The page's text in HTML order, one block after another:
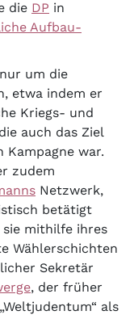
die DP in
Aufbau-
um die
etwa indem er
Kriegs- und
auch das Ziel
Kampagne war.
zudem
Netzwerk,
betätigt
sie mithilfe ihres
Wählerschichten
Sekretär
, der früher
als